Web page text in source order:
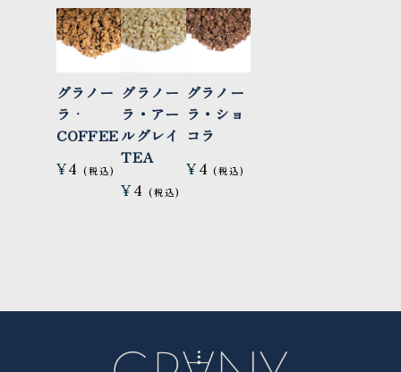
グラノー
ラㆍ
COFFEE
¥4
グラノー
ラ・アー
ルグレイ
TEA
¥4
グラノー
ラ・ショ
コラ
¥4